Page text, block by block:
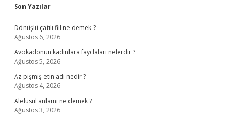
Sidebar
Son Yazılar
Dönüşlü çatılı fiil ne demek ?
Ağustos 6, 2026
Avokadonun kadınlara faydaları nelerdir ?
Ağustos 5, 2026
Az pişmiş etin adı nedir ?
Ağustos 4, 2026
Alelusul anlamı ne demek ?
Ağustos 3, 2026